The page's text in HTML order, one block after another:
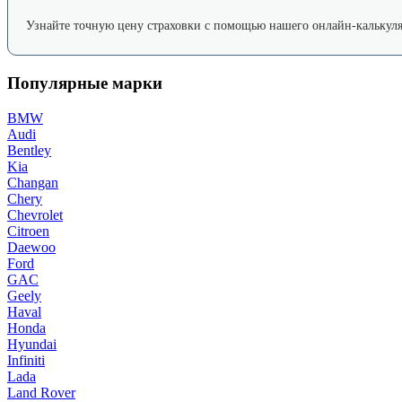
Узнайте точную цену страховки с помощью нашего онлайн-
Популярные марки
BMW
Audi
Bentley
Kia
Changan
Chery
Chevrolet
Citroen
Daewoo
Ford
GAC
Geely
Haval
Honda
Hyundai
Infiniti
Lada
Land Rover